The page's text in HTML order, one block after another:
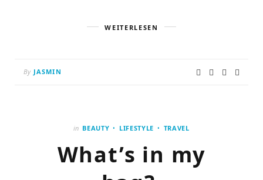
WEITERLESEN
By JASMIN
in BEAUTY LIFESTYLE TRAVEL
What’s in my